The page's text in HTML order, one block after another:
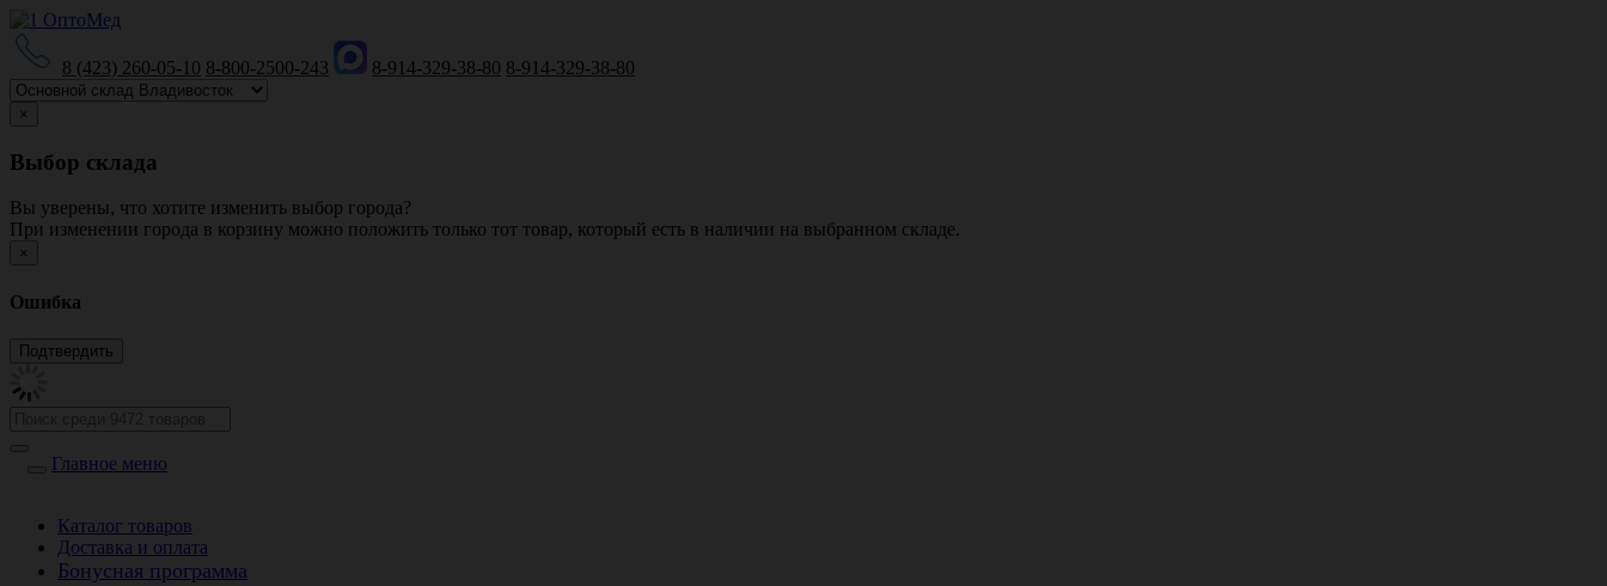
8 (423) 260-05-10 8-800-2500-243 8-914-329-38-80 8-914-329-38-80
×
Выбор склада
Вы уверены, что хотите изменить выбор города?
При изменении города в корзину можно положить только тот товар, который есть в наличии на выбранном складе.
×
Ошибка
Главное меню
Каталог товаров
Доставка и оплата
Бонусная программа